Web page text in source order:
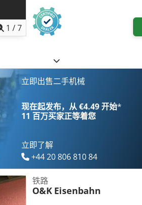
1 /7
立即出售二手机械
现在起发布，从 €4.49 开始*
11 百万买家正等着您
立即了解
+44 20 806 810 84
铁路
O&K Eisenbahn